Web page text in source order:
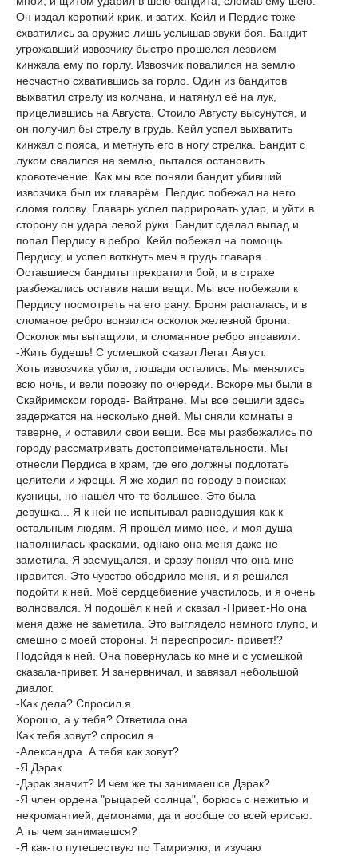
Он издал короткий крик, и затих. Кейл и Пердис тоже
схватились за оружие лишь услышав звуки боя. Бандит
угрожавший извозчику быстро прошелся лезвием
кинжала ему по горлу. Извозчик повалился на землю
несчастно схватившись за горло. Один из бандитов
выхватил стрелу из колчана, и натянул её на лук,
прицелившись на Августа. Стоило Августу высунутся, и
он получил бы стрелу в грудь. Кейл успел выхватить
кинжал с пояса, и метнуть его в ногу стрелка. Бандит с
луком свалился на землю, пытался остановить
кровотечение. Как мы все поняли бандит убивший
извозчика был их главарём. Пердис побежал на него
сломя голову. Главарь успел паррировать удар, и уйти в
сторону он удара левой руки. Бандит сделал выпад и
попал Пердису в ребро. Кейл побежал на помощь
Пердису, и успел воткнуть меч в грудь главаря.
Оставшиеся бандиты прекратили бой, и в страхе
разбежались оставив наши вещи. Мы все побежали к
Пердису посмотреть на его рану. Броня распалась, и в
сломаное ребро вонзился осколок железной брони.
Осколок мы вытащили, и сломанное ребро вправили.
-Жить будешь! С усмешкой сказал Легат Август.
Хоть извозчика убили, лошади остались. Мы менялись
всю ночь, и вели повозку по очереди. Вскоре мы были в
Скайримском городе- Вайтране. Мы все решили здесь
задержатся на несколько дней. Мы сняли комнаты в
таверне, и оставили свои вещи. Все мы разбежались по
городу рассматривать достопримечательности. Мы
отнесли Пердиса в храм, где его должны подлотать
целители и жрецы. Я же ходил по городу в поисках
кузницы, но нашёл что-то большее. Это была
девушка... Я к ней не испытывал равнодушия как к
остальным людям. Я прошёл мимо неё, и моя душа
наполнилась красками, однако она меня даже не
заметила. Я засмущался, и сразу понял что она мне
нравится. Это чувство ободрило меня, и я решился
подойти к ней. Моё сердцебиение участилось, и я очень
волновался. Я подошёл к ней и сказал -Привет.-Но она
меня даже не заметила. Это выглядело немного глупо, и
смешно с моей стороны. Я переспросил- привет!?
Подойдя к ней. Она повернулась ко мне и с усмешкой
сказала-привет. Я занервничал, и завязал небольшой
диалог.
-Как дела? Спросил я.
Хорошо, а у тебя? Ответила она.
Как тебя зовут? спросил я.
-Александра. А тебя как зовут?
-Я Дэрак.
-Дэрак значит? И чем же ты занимаешся Дэрак?
-Я член ордена "рыцарей солнца", борюсь с нежитью и
некромантией, демонами, да и вообще со всей ерисью.
А ты чем занимаешся?
-Я как-то путешествую по Тамриэлю, и изучаю